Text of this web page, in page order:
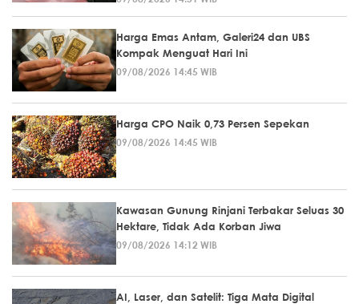
Harga Emas Antam, Galeri24 dan UBS
Kompak Menguat Hari Ini
09/08/2026 14:45 WIB
Harga CPO Naik 0,73 Persen Sepekan
09/08/2026 14:45 WIB
Kawasan Gunung Rinjani Terbakar Seluas 30
Hektare, Tidak Ada Korban Jiwa
09/08/2026 14:12 WIB
AI, Laser, dan Satelit: Tiga Mata Digital